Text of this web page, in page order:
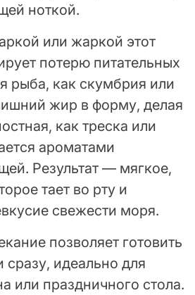
ноткой.
или жаркой этот
потерю питательных
рыба, как скумбрия или
жир в форму, делая
как треска или
ароматами
Результат — мягкое,
тает во рту и
свежести моря.
позволяет готовить
идеально для
или праздничного стола.